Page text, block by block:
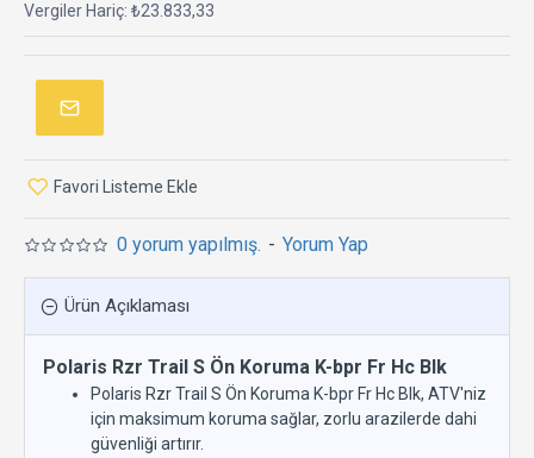
0 yorum yapılmış. - Yorum Yap
Vergiler Hariç: ₺23.833,33
Favori Listeme Ekle
Ürün Açıklaması
Polaris Rzr Trail S Ön Koruma K-bpr Fr Hc Blk
Polaris Rzr Trail S Ön Koruma K-bpr Fr Hc Blk, ATV'niz
için maksimum koruma sağlar, zorlu arazilerde dahi
güvenliği artırır.